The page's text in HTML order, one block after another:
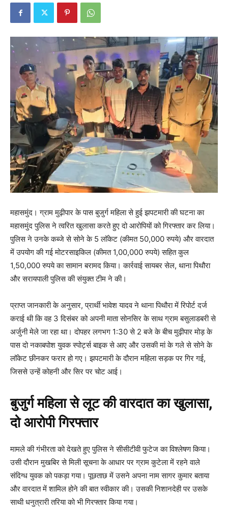
महासमुंद। ग्राम मुढ़ीपार के पास बुजुर्ग महिला से हुई झपटमारी की घटना का
महासमुंद पुलिस ने त्वरित खुलासा करते हुए दो आरोपियों को गिरफ्तार कर लिया।
पुलिस ने उनके कब्जे से सोने के 5 लॉकेट (कीमत 50,000 रुपये) और वारदात
में उपयोग की गई मोटरसाइकिल (कीमत 1,00,000 रुपये) सहित कुल
1,50,000 रुपये का सामान बरामद किया। कार्रवाई सायबर सेल, थाना पिथौरा
और सरायपाली पुलिस की संयुक्त टीम ने की।
प्राप्त जानकारी के अनुसार, प्रार्थी भावेश यादव ने थाना पिथौरा में रिपोर्ट दर्ज
कराई थी कि वह 3 दिसंबर को अपनी माता सोनसिर के साथ ग्राम बसुलाडबरी से
अर्जुनी मेले जा रहा था। दोपहर लगभग 1:30 से 2 बजे के बीच मुढ़ीपार मोड़ के
पास दो नकाबपोश युवक स्पोर्ट्स बाइक से आए और उसकी मां के गले से सोने के
लॉकेट छीनकर फरार हो गए। झपटमारी के दौरान महिला सड़क पर गिर गई,
जिससे उन्हें कोहनी और सिर पर चोट आई।
बुजुर्ग महिला से लूट की वारदात का खुलासा,
दो आरोपी गिरफ्तार
मामले की गंभीरता को देखते हुए पुलिस ने सीसीटीवी फुटेज का विश्लेषण किया।
उसी दौरान मुखबिर से मिली सूचना के आधार पर ग्राम कुटेला में रहने वाले
संदिग्ध युवक को पकड़ा गया। पूछताछ में उसने अपना नाम सागर कुमार बताया
और वारदात में शामिल होने की बात स्वीकार की। उसकी निशानदेही पर उसके
साथी धनुत्रारी तरिया को भी गिरफ्तार किया गया।